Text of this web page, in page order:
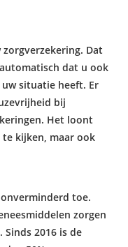
Dat
dat u ook
situatie heeft. Er
bij
Het loont
kijken, maar ook
toe.
zorgen
2016 is de